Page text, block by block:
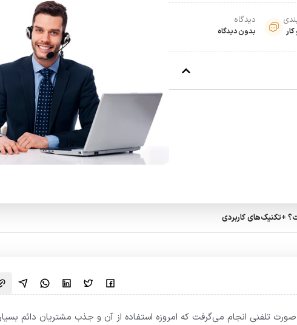
دیدگاه
بدون دیدگاه
+تکنیک‌های کاربردی
تلفنی انجام می‌گرفت که امروزه استفاده از آن و جذب مشتریان دائم